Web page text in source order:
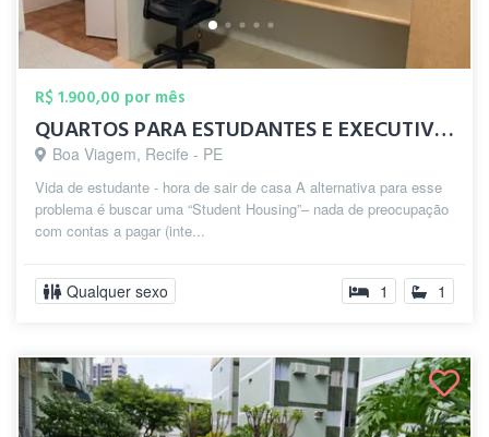
R$ 1.900,00 por mês
QUARTOS PARA ESTUDANTES E EXECUTIVOS EM ...
Boa Viagem, Recife - PE
Vida de estudante - hora de sair de casa A alternativa para esse
problema é buscar uma “Student Housing”– nada de preocupação
com contas a pagar (inte...
Qualquer sexo 1 1